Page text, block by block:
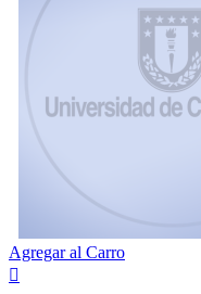
Agregar al Carro
